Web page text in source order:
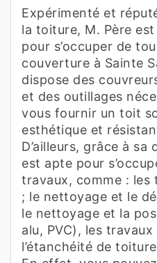
Expérimenté et
la toiture, M. Père
pour s’occuper de
couverture à Sainte
dispose des
et des outillages
vous fournir un toit
esthétique et
D’ailleurs, grâce à
est apte pour
travaux, comme : les
; le nettoyage et le
le nettoyage et la
alu, PVC), les
l’étanchéité de